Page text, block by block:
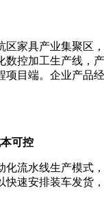
具产业集聚区，
控加工生产线，
项目端。企业产品
可控
水线生产模式，
速安排装车发货